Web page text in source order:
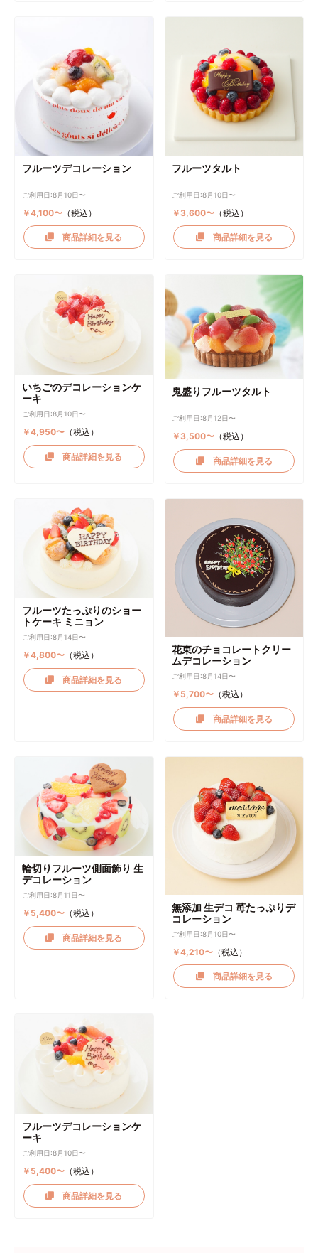
フルーツデコレーション
ご利用日:8月10日〜
￥4,100〜（税込）
商品詳細を見る
フルーツタルト
ご利用日:8月10日〜
￥3,600〜 （税込）
商品詳細を見る
いちごのデコレーションケ
ーキ
ご利用日:8月10日〜
￥4,950〜（税込）
商品詳細を見る
鬼盛りフルーツタルト
ご利用日:8月12日〜
￥3,500〜 （税込）
商品詳細を見る
フルーツたっぷりのショー
トケーキ ミニョン
ご利用日:8月14日〜
￥4,800〜（税込）
商品詳細を見る
花束のチョコレートクリー
ムデコレーション
ご利用日:8月14日〜
￥5,700〜 （税込）
商品詳細を見る
輪切りフルーツ側面飾り 生
デコレーション
ご利用日:8月11日〜
￥5,400〜（税込）
商品詳細を見る
無添加 生デコ 苺たっぷりデ
コレーション
ご利用日:8月10日〜
￥4,210〜 （税込）
商品詳細を見る
フルーツデコレーションケ
ーキ
ご利用日:8月10日〜
￥5,400〜（税込）
商品詳細を見る